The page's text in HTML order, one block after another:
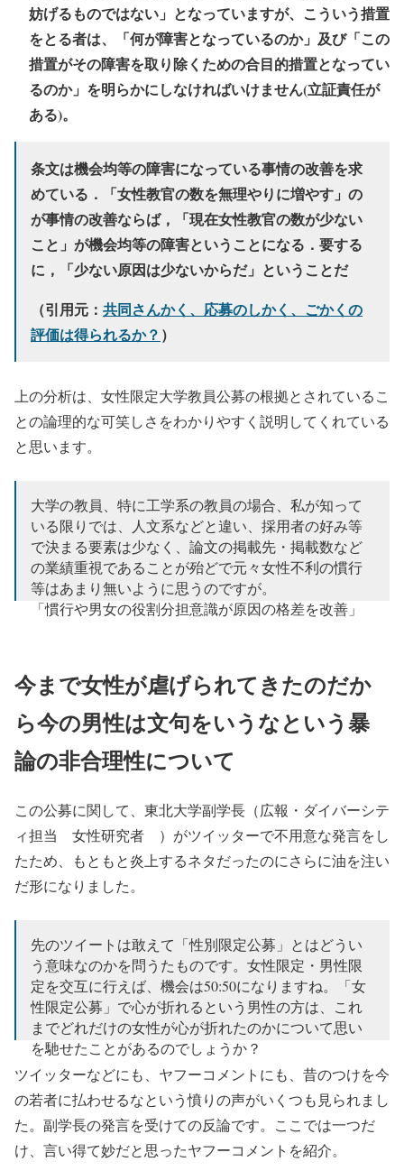
妨げるものではない」となっていますが、こういう措置
をとる者は、「何が障害となっているのか」及び「この
措置がその障害を取り除くための合目的措置となってい
るのか」を明らかにしなければいけません(立証責任が
ある)。
条文は機会均等の障害になっている事情の改善を求
めている．「女性教官の数を無理やりに増やす」の
が事情の改善ならば，「現在女性教官の数が少ない
こと」が機会均等の障害ということになる．要する
に，「少ない原因は少ないからだ」ということだ
（引用元： 共同さんかく、応募のしかく、ごかくの
評価は得られるか？ ）
上の分析は、女性限定大学教員公募の根拠とされているこ
との論理的な可笑しさをわかりやすく説明してくれている
と思います。
大学の教員、特に工学系の教員の場合、私が知って
いる限りでは、人文系などと違い、採用者の好み等
で決まる要素は少なく、論文の掲載先・掲載数など
の業績重視であることが殆どで元々女性不利の慣行
等はあまり無いように思うのですが。
「慣行や男女の役割分担意識が原因の格差を改善」
今まで女性が虐げられてきたのだか
ら今の男性は文句をいうなという暴
論の非合理性について
この公募に関して、東北大学副学長（広報・ダイバーシテ
ィ担当 女性研究者 ）がツイッターで不用意な発言をし
たため、もともと炎上するネタだったのにさらに油を注い
だ形になりました。
先のツイートは敢えて「性別限定公募」とはどうい
う意味なのかを問うたものです。女性限定・男性限
定を交互に行えば、機会は50:50になりますね。「女
性限定公募」で心が折れるという男性の方は、これ
までどれだけの女性が心が折れたのかについて思い
を馳せたことがあるのでしょうか？
— 大隅典子＠東北大学（同じsendaitribuneとしてnote
も書いています） (@sendaitribune)April 10, 2022
ツイッターなどにも、ヤフーコメントにも、昔のつけを今
の若者に払わせるなという憤りの声がいくつも見られまし
た。副学長の発言を受けての反論です。ここでは一つだ
け、言い得て妙だと思ったヤフーコメントを紹介。